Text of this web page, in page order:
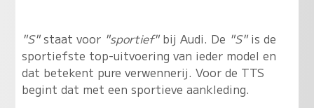
"S"staat voor "sportief"bij Audi. De "S"is de
sportiefste top-uitvoering van ieder model en
dat betekent pure verwennerij. Voor de TTS
begint dat met een sportieve aankleding.